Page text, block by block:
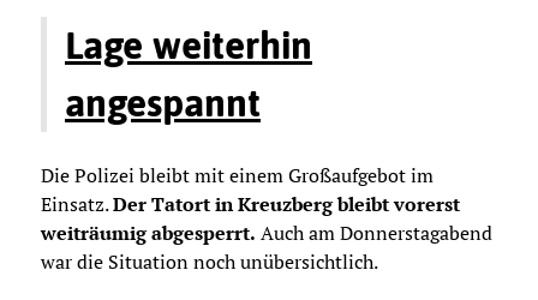
Lage weiterhin
angespannt
Die Polizei bleibt mit einem Großaufgebot im
Einsatz.Der Tatort in Kreuzberg bleibt vorerst
weiträumig abgesperrt. Auch am Donnerstagabend
war die Situation noch unübersichtlich.